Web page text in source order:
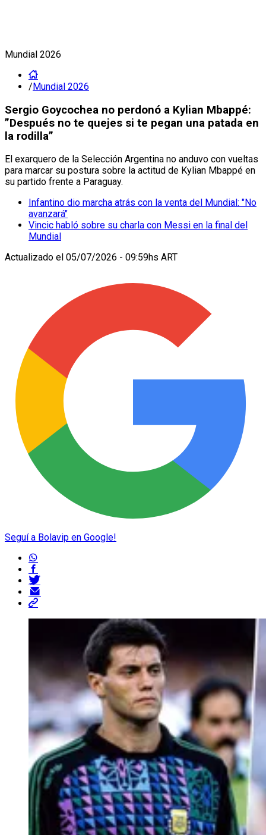
Mundial 2026
/Mundial 2026
Sergio Goycochea no perdonó a Kylian Mbappé:
”Después no te quejes si te pegan una patada en
la rodilla”
El exarquero de la Selección Argentina no anduvo con vueltas
para marcar su postura sobre la actitud de Kylian Mbappé en
su partido frente a Paraguay.
Infantino dio marcha atrás con la venta del Mundial: "No
avanzará"
Vincic habló sobre su charla con Messi en la final del
Mundial
Actualizado el 05/07/2026 - 09:59hs ART
Seguí a Bolavip en Google!